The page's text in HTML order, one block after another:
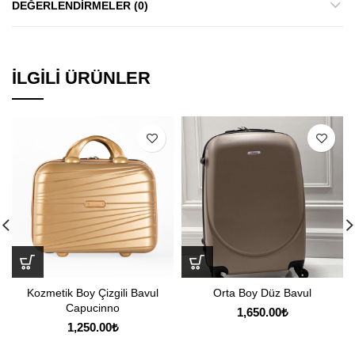
DEĞERLENDIRMELER (0)
İLGILI ÜRÜNLER
Kozmetik Boy Çizgili Bavul
Capucinno
1,250.00₺
Orta Boy Düz Bavul
1,650.00₺